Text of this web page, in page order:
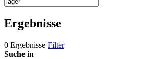
Ergebnisse
0 Ergebnisse Filter
Suche in